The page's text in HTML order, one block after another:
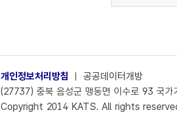
개인정보처리방침 ㅣ 공공데이터개방
(27737) 충북 음성군 맹동면 이수로 93 국
Copyright 2014 KATS. All rights